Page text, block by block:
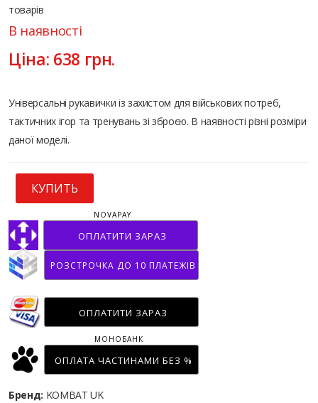
товарів
В наявності
Ціна: 638 грн.
Універсальні рукавички із захистом для військових потреб,
тактичних ігор та тренувань зі зброєю. В наявності різні розміри
даної моделі.
КУПИТЬ
ОПЛАТИТИ ЗАРАЗ
NOVAPAY
РОЗСТРОЧКА ДО 10 ПЛАТЕЖІВ
ОПЛАТИТИ ЗАРАЗ
ОПЛАТА ЧАСТИНАМИ БЕЗ %
МОНОБАНК
Бренд: KOMBAT UK